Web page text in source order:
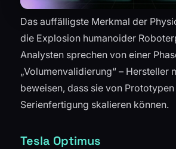
Das auffälligste Merkmal der
die Explosion humanoider
Analysten sprechen von einer
„Volumenvalidierung“ – Hersteller
beweisen, dass sie von
Serienfertigung skalieren können.
Tesla Optimus